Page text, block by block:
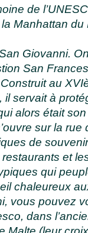
de
Manhattan du
Giovanni.
San
au
il servait à
alors était son
sur la rue
de
et
qui
chaleureux
vous pouvez
dans